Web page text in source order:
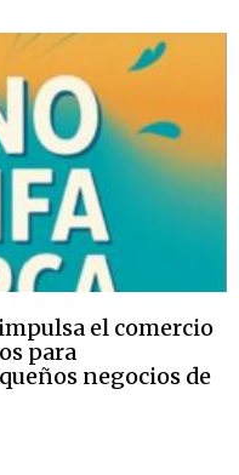
el comercio
para
negocios de